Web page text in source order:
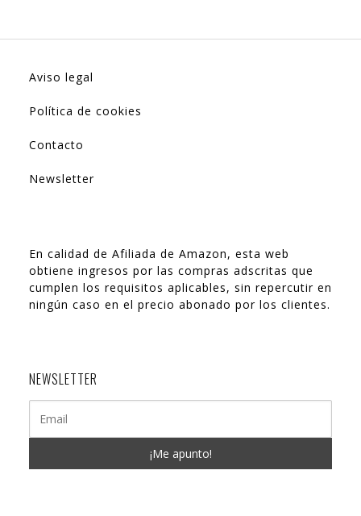
Aviso legal
Política de cookies
Contacto
Newsletter
En calidad de Afiliada de Amazon, esta web
obtiene ingresos por las compras adscritas que
cumplen los requisitos aplicables, sin repercutir en
ningún caso en el precio abonado por los clientes.
NEWSLETTER